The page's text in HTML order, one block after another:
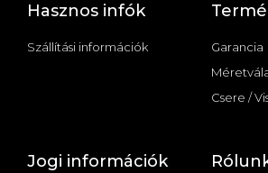
Hasznos infók
Szállítási információk
Garancia
Csere /
Jogi információk